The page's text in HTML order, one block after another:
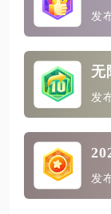
发
无
发
发